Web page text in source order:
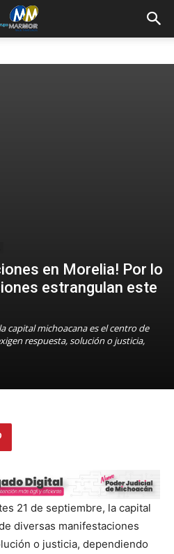
en Morelia! Por lo
estrangulan este
capital michoacana es el centro de
respuesta, solución o justicia,
21 de septiembre, la capital
diversas manifestaciones
o justicia, dependiendo